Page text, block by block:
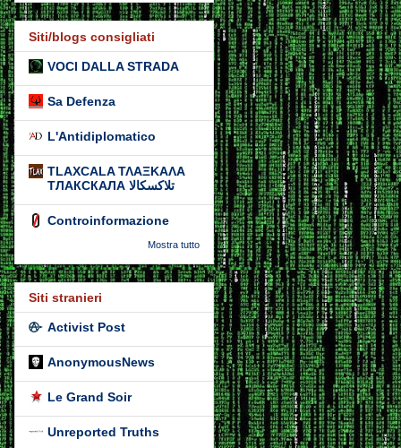
Siti/blogs consigliati
VOCI DALLA STRADA
Sa Defenza
L'Antidiplomatico
TLAXCALA ΤΛΑΞΚΑΛΑ
ТЛАКСКАЛА تلاكسكالا
Controinformazione
Mostra tutto
Siti stranieri
Activist Post
AnonymousNews
Le Grand Soir
Unreported Truths